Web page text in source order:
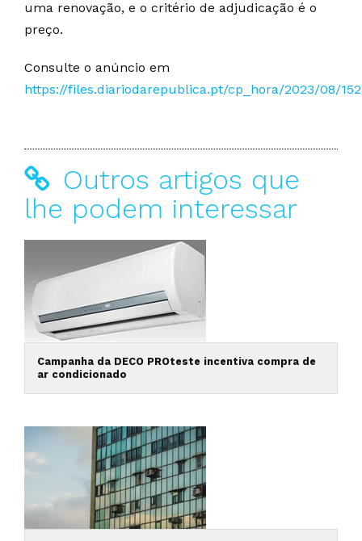
uma renovação, e o critério de adjudicação é o
preço.
Consulte o anúncio em
https://files.diariodarepublica.pt/cp_hora/2023/08/
Outros artigos que
lhe podem interessar
Campanha da DECO PROteste incentiva compra de
ar condicionado